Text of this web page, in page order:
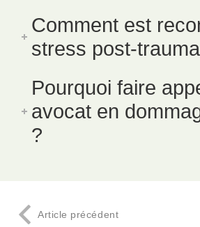
Comment est
stress post-
Pourquoi faire
avocat en
?
Article précédent